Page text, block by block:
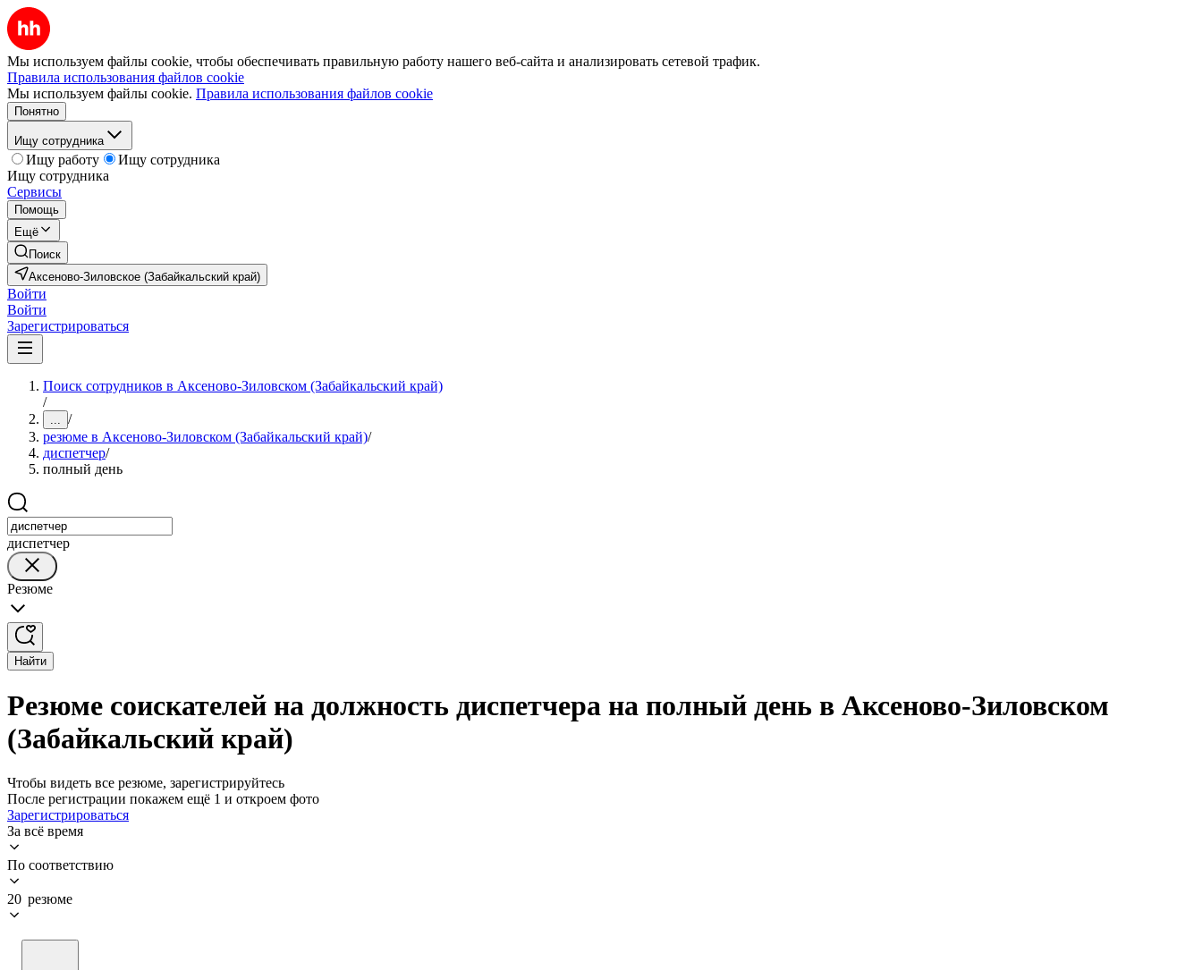
Мы используем файлы cookie, чтобы обеспечивать правильную работу нашего веб-сайта и анализировать сетевой трафик.
Правила использования файлов cookie
Мы используем файлы cookie. Правила использования файлов cookie
Понятно
Ищу сотрудника
Ищу работу
Ищу сотрудника
Ищу сотрудника
Сервисы
Помощь
Ещё
Поиск
Аксеново-Зиловское (Забайкальский край)
Войти
Войти
Зарегистрироваться
Поиск сотрудников в Аксеново-Зиловском (Забайкальский край)
/
... /
резюме в Аксеново-Зиловском (Забайкальский край)/
диспетчер/
полный день
диспетчер
Резюме
Найти
Резюме соискателей на должность диспетчера на полный день в Аксеново-Зиловском
(Забайкальский край)
Чтобы видеть все резюме, зарегистрируйтесь
После регистрации покажем ещё 1 и откроем фото
Зарегистрироваться
За всё время
По соответствию
20 резюме